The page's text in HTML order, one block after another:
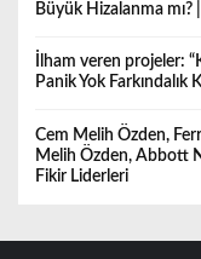
Büyük Hizalanma
İlham veren projeler:
Panik Yok Farkındalık
Cem Melih Özden,
Melih Özden, Abbott
Fikir Liderleri